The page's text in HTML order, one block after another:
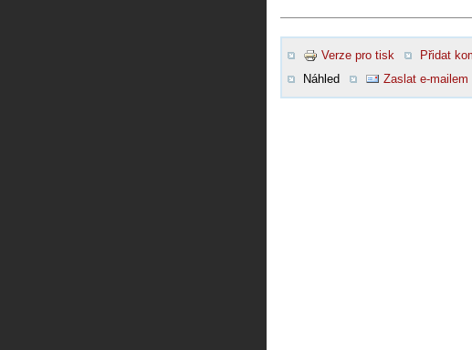
Verze pro tisk Přidat
Náhled
Zaslat e-mailem